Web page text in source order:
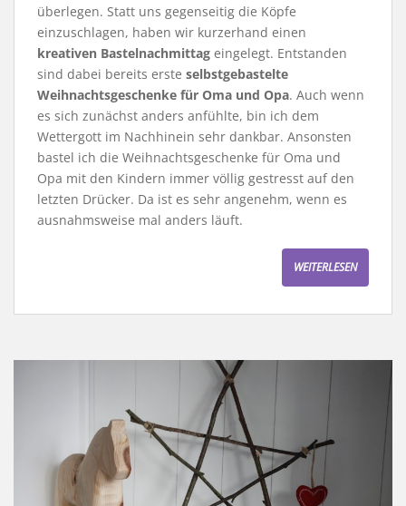
überlegen. Statt uns gegenseitig die Köpfe
einzuschlagen, haben wir kurzerhand einen
kreativen Bastelnachmittag eingelegt. Entstanden
sind dabei bereits erste selbstgebastelte
Weihnachtsgeschenke für Oma und Opa. Auch wenn
es sich zunächst anders anfühlte, bin ich dem
Wettergott im Nachhinein sehr dankbar. Ansonsten
bastel ich die Weihnachtsgeschenke für Oma und
Opa mit den Kindern immer völlig gestresst auf den
letzten Drücker. Da ist es sehr angenehm, wenn es
ausnahmsweise mal anders läuft.
WEITERLESEN